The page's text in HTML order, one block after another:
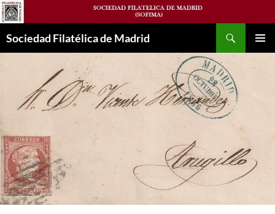
Saltar
al
contenido
Sociedad Filatélica de Madrid